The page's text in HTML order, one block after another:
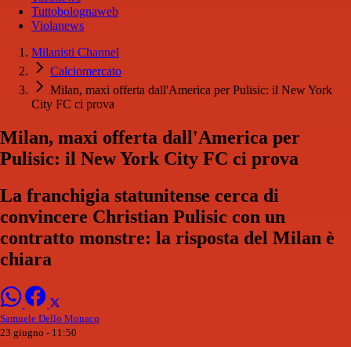
Tuttobolognaweb
Violanews
Milanisti Channel
Calciomercato
Milan, maxi offerta dall'America per Pulisic: il New York
City FC ci prova
Milan, maxi offerta dall'America per
Pulisic: il New York City FC ci prova
La franchigia statunitense cerca di
convincere Christian Pulisic con un
contratto monstre: la risposta del Milan è
chiara
Samuele Dello Monaco
23 giugno - 11:50